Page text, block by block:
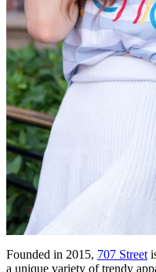
Founded in 2015, 707 Street
a unique variety of trendy